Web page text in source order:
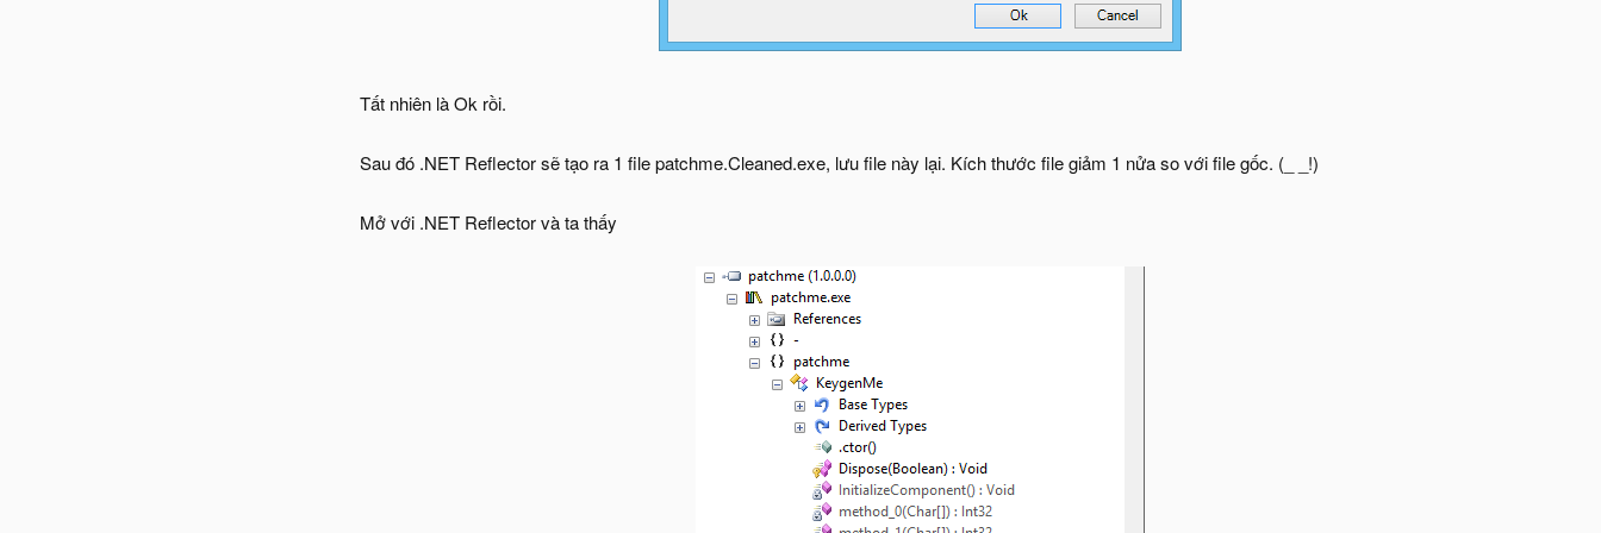
Tất nhiên là Ok rồi.
Sau đó .NET Reflector sẽ tạo ra 1 file patchme.Cleaned.exe, lưu file này lại. Kích thước file giảm 1 nửa so với file gốc. (_ _!)
Mở với .NET Reflector và ta thấy